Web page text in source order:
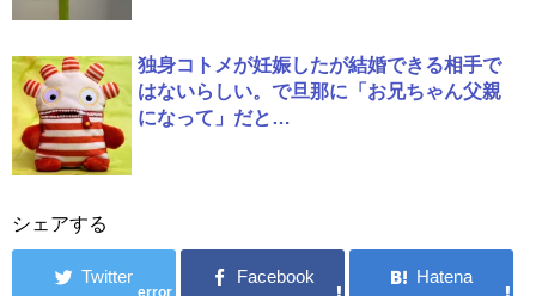
独身コトメが妊娠したが結婚できる相手で
はないらしい。で旦那に「お兄ちゃん父親
になって」だと…
シェアする
error